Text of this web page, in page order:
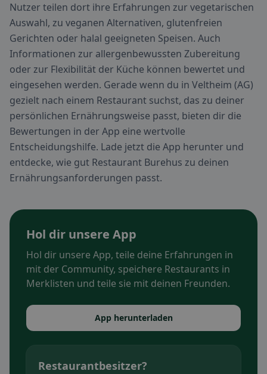
Nutzer teilen dort ihre Erfahrungen zur vegetarischen
Auswahl, zu veganen Alternativen, glutenfreien
Gerichten oder halal geeigneten Speisen. Auch
Informationen zur allergenbewussten Zubereitung
oder zur Flexibilität der Küche können bewertet und
eingesehen werden. Gerade wenn du in Veltheim (AG)
gezielt nach einem Restaurant suchst, das zu deiner
persönlichen Ernährungsweise passt, bieten dir die
Bewertungen in der App eine wertvolle
Entscheidungshilfe. Lade jetzt die App herunter und
entdecke, wie gut Restaurant Burehus zu deinen
Ernährungsanforderungen passt.
Hol dir unsere App
Hol dir unsere App, teile deine Erfahrungen in
mit der Community, speichere Restaurants in
Merklisten und teile sie mit deinen Freunden.
App herunterladen
Restaurantbesitzer?